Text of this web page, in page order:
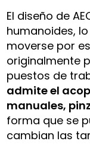
El diseño de
humanoides,
moverse por
originalmente
puestos de
admite el
manuales,
forma que se
cambian las